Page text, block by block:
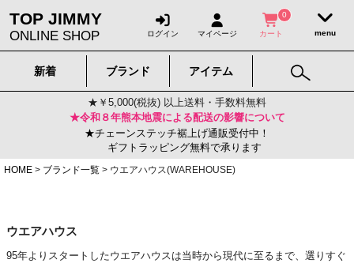
TOP JIMMY
ONLINE SHOP ログイン マイページ
0
カート
新着 ブランド アイテム
★￥5,000(税抜) 以上送料・手数料無料
★令和８年熊本地震による配送の影響について
★チェーンステッチ裾上げ通販受付中！
ギフトラッピング無料で承ります
HOME
ブランド一覧 ウエアハウス(WAREHOUSE)
ウエアハウス
95年よりスタートしたウエアハウスは当時から現代に至るまで、選りすぐ